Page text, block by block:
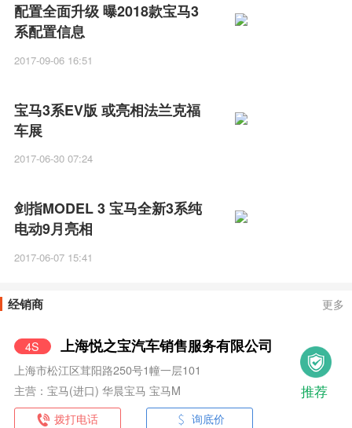
配置全面升级 曝2018款宝马3
系配置信息
2017-09-06 16:51
宝马3系EV版 或亮相法兰克福
车展
2017-06-30 07:24
剑指MODEL 3 宝马全新3系纯
电动9月亮相
2017-06-07 15:41
经销商 更多
4S 上海悦之宝汽车销售服务有限公司
上海市松江区茸阳路250号1幢一层101
主营：宝马(进口) 华晨宝马 宝马M
拨打电话
询底价
推荐